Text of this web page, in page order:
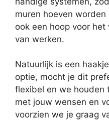
muren hoeven
ook een hoop voor
van werken.
Natuurlijk is een
optie, mocht je dit
flexibel en we houden
met jouw wensen en
voorzien we je graag